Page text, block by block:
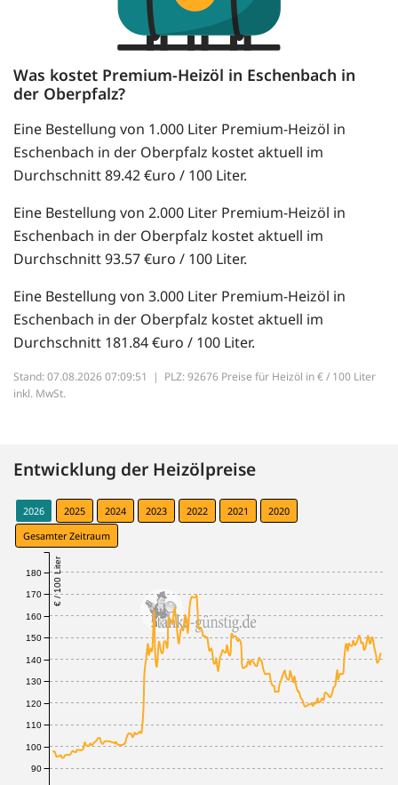
Was kostet Premium-Heizöl in Eschenbach in
der Oberpfalz?
Eine Bestellung von 1.000 Liter Premium-Heizöl in
Eschenbach in der Oberpfalz kostet aktuell im
Durchschnitt 89.42 €uro / 100 Liter.
Eine Bestellung von 2.000 Liter Premium-Heizöl in
Eschenbach in der Oberpfalz kostet aktuell im
Durchschnitt 93.57 €uro / 100 Liter.
Eine Bestellung von 3.000 Liter Premium-Heizöl in
Eschenbach in der Oberpfalz kostet aktuell im
Durchschnitt 181.84 €uro / 100 Liter.
Stand: 07.08.2026 07:09:51 | PLZ: 92676 Preise für Heizöl in € / 100 Liter
inkl. MwSt.
Entwicklung der Heizölpreise
2026 2025 2024 2023 2022 2021
2020
Gesamter Zeitraum
€ / 100 Liter
90
100
110
120
130
140
150
160
170
180